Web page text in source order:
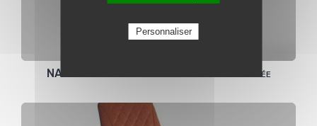
NADEGE Chaise tissu pieds métal avec poignée
Personnaliser